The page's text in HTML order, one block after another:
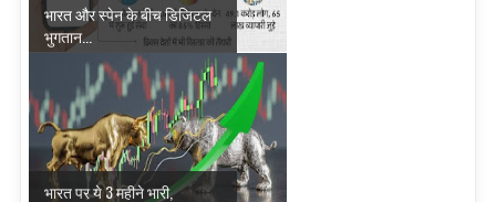
भारत और स्पेन के बीच डिजिटल
भुगतान...
भारत पर ये 3 महीने भारी,